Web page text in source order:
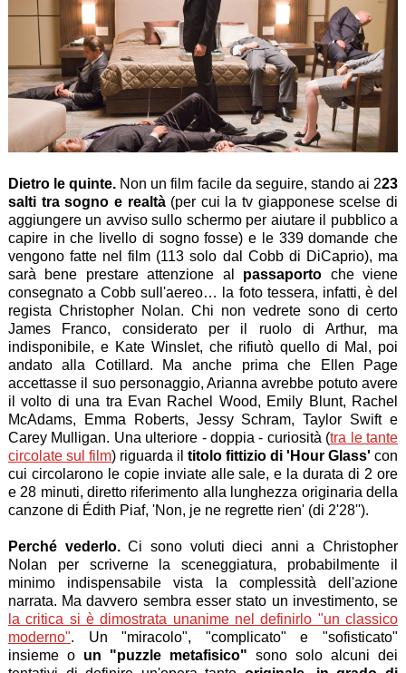
Dietro le quinte. Non un film facile da seguire, stando ai 223
salti tra sogno e realtà(per cui la tv giapponese scelse di
aggiungere un avviso sullo schermo per aiutare il pubblico a
capire in che livello di sogno fosse) e le 339 domande che
vengono fatte nel film (113 solo dal Cobb di DiCaprio), ma
sarà bene prestare attenzione al passaporto che viene
consegnato a Cobb sull'aereo… la foto tessera, infatti, è del
regista Christopher Nolan. Chi non vedrete sono di certo
James Franco, considerato per il ruolo di Arthur, ma
indisponibile, e Kate Winslet, che rifiutò quello di Mal, poi
andato alla Cotillard. Ma anche prima che Ellen Page
accettasse il suo personaggio, Arianna avrebbe potuto avere
il volto di una tra Evan Rachel Wood, Emily Blunt, Rachel
McAdams, Emma Roberts, Jessy Schram, Taylor Swift e
Carey Mulligan. Una ulteriore - doppia - curiosità (tra le tante
circolate sul film) riguarda il titolo fittizio di 'Hour Glass' con
cui circolarono le copie inviate alle sale, e la durata di 2 ore
e 28 minuti, diretto riferimento alla lunghezza originaria della
canzone di Édith Piaf, 'Non, je ne regrette rien' (di 2'28'').
Perché vederlo.Ci sono voluti dieci anni a Christopher
Nolan per scriverne la sceneggiatura, probabilmente il
minimo indispensabile vista la complessità dell'azione
narrata. Ma davvero sembra esser stato un investimento, se
la critica si è dimostrata unanime nel definirlo "un classico
moderno". Un "miracolo", "complicato" e "sofisticato"
insieme o un "puzzle metafisico" sono solo alcuni dei